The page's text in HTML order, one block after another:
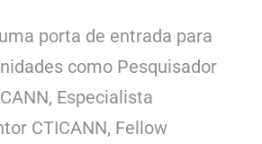
porta de entrada para
como Pesquisador
Especialista
CTICANN, Fellow